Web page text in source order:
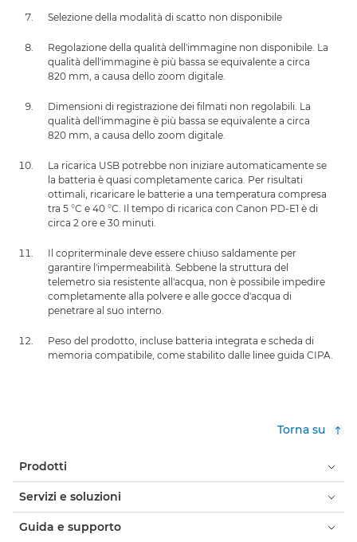
Selezione della modalità di scatto non disponibile
Regolazione della qualità dell'immagine non disponibile. La
qualità dell'immagine è più bassa se equivalente a circa
820 mm, a causa dello zoom digitale.
Dimensioni di registrazione dei filmati non regolabili. La
qualità dell'immagine è più bassa se equivalente a circa
820 mm, a causa dello zoom digitale.
La ricarica USB potrebbe non iniziare automaticamente se
la batteria è quasi completamente carica. Per risultati
ottimali, ricaricare le batterie a una temperatura compresa
tra 5 °C e 40 °C. Il tempo di ricarica con Canon PD-E1 è di
circa 2 ore e 30 minuti.
Il copriterminale deve essere chiuso saldamente per
garantire l'impermeabilità. Sebbene la struttura del
telemetro sia resistente all'acqua, non è possibile impedire
completamente alla polvere e alle gocce d'acqua di
penetrare al suo interno.
Peso del prodotto, incluse batteria integrata e scheda di
memoria compatibile, come stabilito dalle linee guida CIPA.
Torna su
Prodotti
Servizi e soluzioni
Guida e supporto